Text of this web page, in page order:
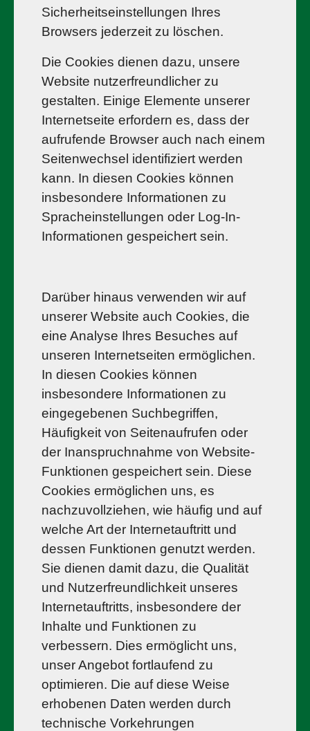
Sicherheitseinstellungen Ihres
Browsers jederzeit zu löschen.
Die Cookies dienen dazu, unsere
Website nutzerfreundlicher zu
gestalten. Einige Elemente unserer
Internetseite erfordern es, dass der
aufrufende Browser auch nach einem
Seitenwechsel identifiziert werden
kann. In diesen Cookies können
insbesondere Informationen zu
Spracheinstellungen oder Log-In-
Informationen gespeichert sein.
Darüber hinaus verwenden wir auf
unserer Website auch Cookies, die
eine Analyse Ihres Besuches auf
unseren Internetseiten ermöglichen.
In diesen Cookies können
insbesondere Informationen zu
eingegebenen Suchbegriffen,
Häufigkeit von Seitenaufrufen oder
der Inanspruchnahme von Website-
Funktionen gespeichert sein. Diese
Cookies ermöglichen uns, es
nachzuvollziehen, wie häufig und auf
welche Art der Internetauftritt und
dessen Funktionen genutzt werden.
Sie dienen damit dazu, die Qualität
und Nutzerfreundlichkeit unseres
Internetauftritts, insbesondere der
Inhalte und Funktionen zu
verbessern. Dies ermöglicht uns,
unser Angebot fortlaufend zu
optimieren. Die auf diese Weise
erhobenen Daten werden durch
technische Vorkehrungen